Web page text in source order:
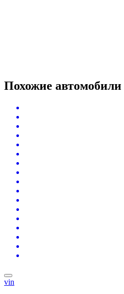
Похожие автомобили
vin